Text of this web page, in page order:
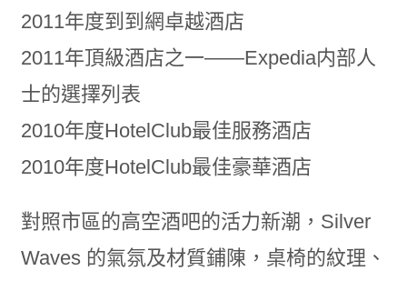
2011年度到到網卓越酒店
2011年頂級酒店之一——Expedia内部人
士的選擇列表
2010年度HotelClub最佳服務酒店
2010年度HotelClub最佳豪華酒店
對照市區的高空酒吧的活力新潮，Silver
Waves 的氣氛及材質鋪陳，桌椅的紋理、